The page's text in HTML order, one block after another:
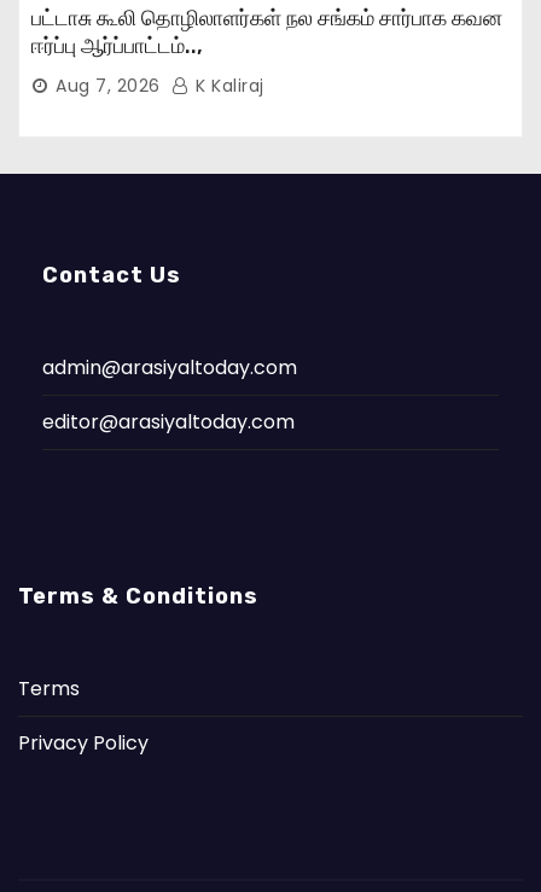
பட்டாசு கூலி தொழிலாளர்கள் நல சங்கம் சார்பாக கவன
ஈர்ப்பு ஆர்ப்பாட்டம்..,
Aug 7, 2026 K Kaliraj
Contact Us
admin@arasiyaltoday.com
editor@arasiyaltoday.com
Terms & Conditions
Terms
Privacy Policy